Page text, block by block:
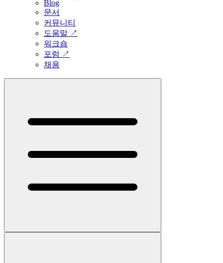
Blog
문서
커뮤니티
도움말 ↗
워크숍
포럼 ↗
채용